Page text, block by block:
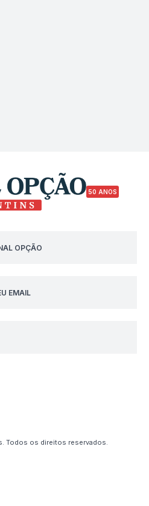
50 ANOS
OPÇÃO
EMAIL
Todos os direitos reservados.